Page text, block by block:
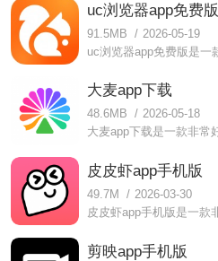
uc浏览器app免费版
91.5MB / 2026-05-19
大麦app下载
48.6MB / 2026-05-18
皮皮虾app手机版
49.7M / 2026-03-30
剪映app手机版